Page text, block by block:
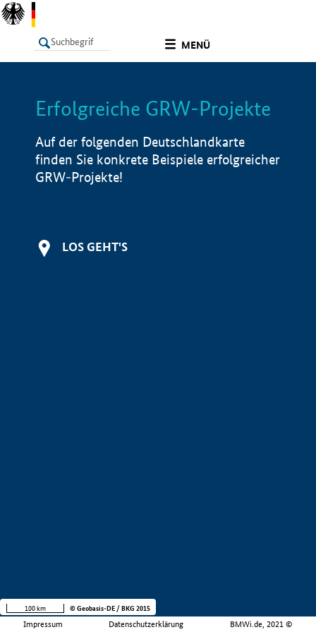
MENÜ
LISTE Info
Erfolgreiche GRW-Projekte
Auf der folgenden Deutschlandkarte
finden Sie konkrete Beispiele erfolgreicher
GRW-Projekte!
LOS GEHT'S
Impressum Datenschutzerklärung BMWi.de, 2021 ©
100 km © Geobasis-DE / BKG 2015